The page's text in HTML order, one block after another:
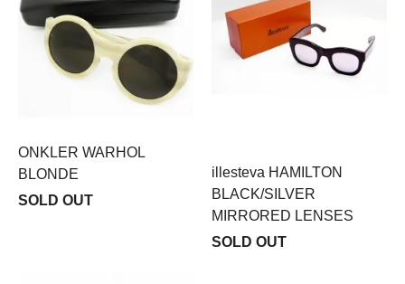
ONKLER WARHOL
BLONDE
SOLD OUT
illesteva HAMILTON
BLACK/SILVER
MIRRORED LENSES
SOLD OUT